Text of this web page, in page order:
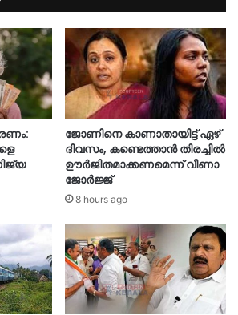
ജോണിനെ കാണാതായിട്ട് ഏഴ്
ദിവസം‌, കണ്ടെത്താൻ തിരച്ചിൽ
ഊർജിതമാക്കണമെന്ന് വീണാ
ജോർജ്ജ്
8 hours ago